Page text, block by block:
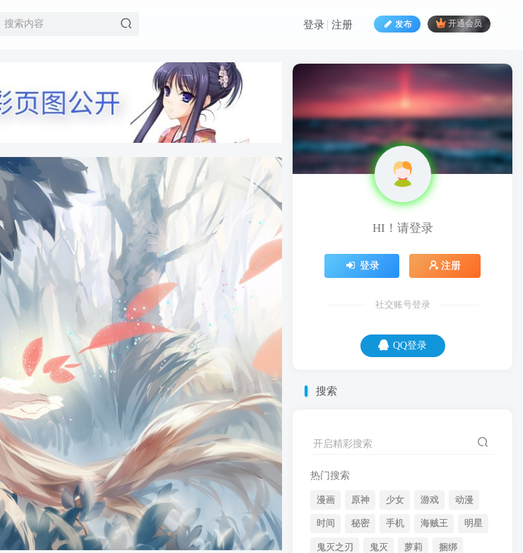
发布 开通会员
登录 注册
HI！请登录
登录 注册
社交账号登录
QQ登录
搜索
开启精彩搜索
热门搜索
漫画 原神 少女 游戏 动漫
时间 秘密 手机 海贼王 明星
鬼灭之刃 鬼灭 萝莉 捆绑
HI！请登录
登录 注册
社交账号登录
QQ登录
远处有人对你竖起大拇指，那不是赞美